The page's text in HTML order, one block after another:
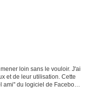
loin sans le vouloir. J'ai
et de leur utilisation. Cette
ami'' du logiciel de Facebook